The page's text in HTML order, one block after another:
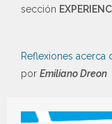
sección
Reflexiones acerca
por Emiliano Dreon